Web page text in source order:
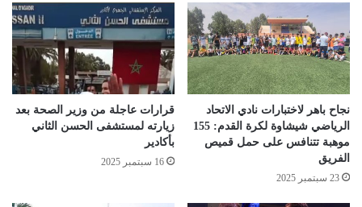
نجاح باهر لاختبارات نادي الاتحاد
الرياضي شيشاوة لكرة القدم: 155
موهبة تتنافس على حمل قميص
الفريق
23 سبتمبر 2025
قرارات عاجلة من وزير الصحة بعد
زيارته لمستشفى الحسن الثاني
بأكادير
16 سبتمبر 2025